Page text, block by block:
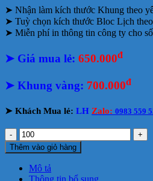
➤ Nhận làm kích thước Khung theo
➤ Tuỳ chọn kích thước Bloc Lịch
➤ Miễn phí in thông tin công ty cho
➤ Giá mua lẻ: 650.000đ
➤ Khung vàng: 700.000đ
➤ Khách Mua lẻ: LH Zalo: 0983 559
Lịch
Gỗ
Lộc
Phát
Xanh
Thêm vào giỏ hàng
Mô tả
Thông tin bổ sung